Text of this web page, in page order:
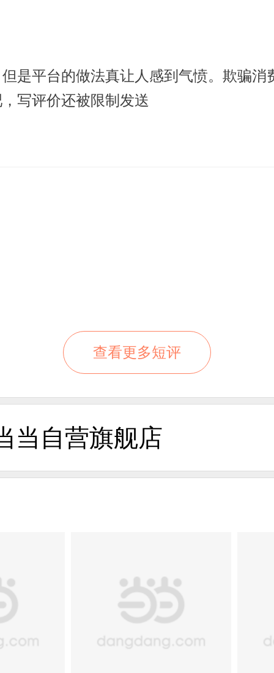
是平台的做法真让人感到气愤。欺骗
写评价还被限制发送
查看更多短评
当自营旗舰店